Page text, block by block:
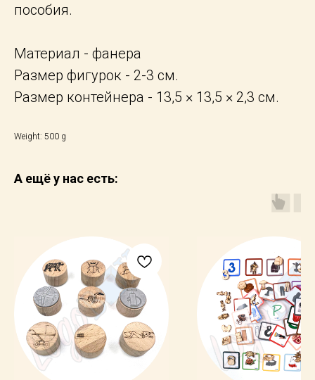
пособия.
Материал - фанера
Размер фигурок - 2-3 см.
Размер контейнера - 13,5 × 13,5 × 2,3 см.
Weight: 500 g
А ещё у нас есть: